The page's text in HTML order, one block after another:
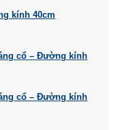
kính 40cm
cổ – Đường kính
cổ – Đường kính